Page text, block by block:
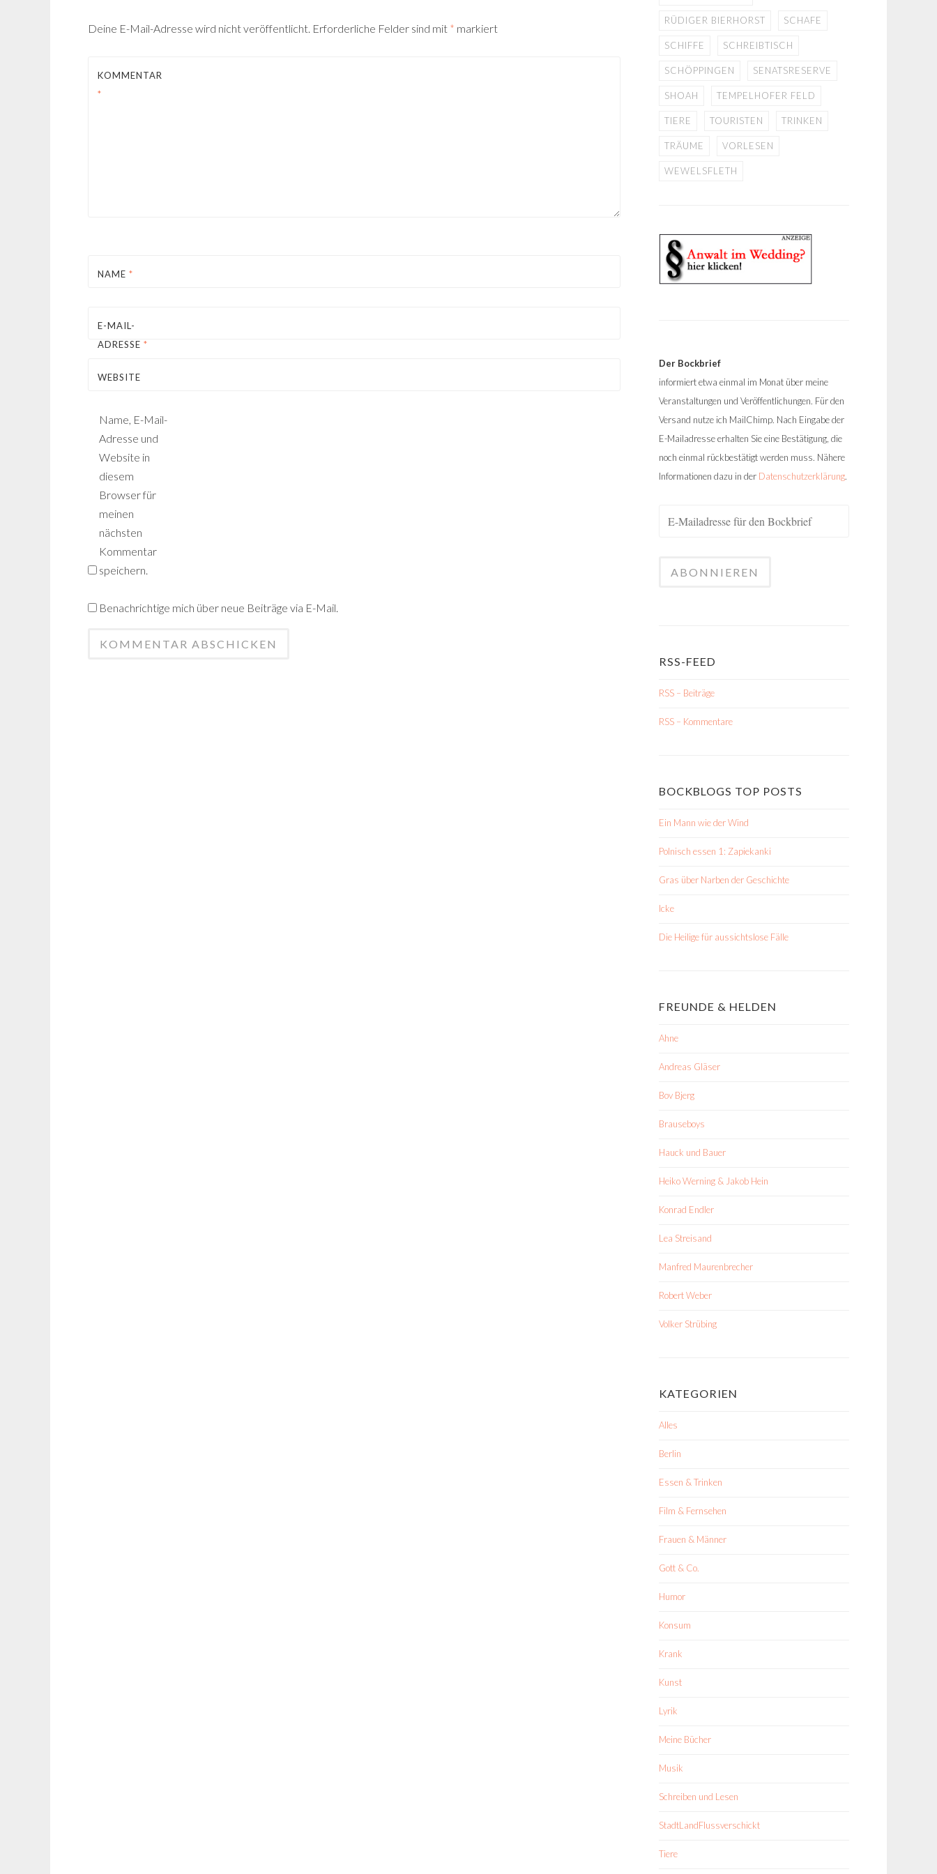
Deine E-Mail-Adresse wird nicht veröffentlicht. Erforderliche Felder sind mit * markiert
KOMMENTAR
*
NAME *
E-MAIL-
ADRESSE *
WEBSITE
Name, E-Mail-
Adresse und
Website in
diesem
Browser für
meinen
nächsten
Kommentar
speichern.
Benachrichtige mich über neue Beiträge via E-Mail.
RÜDIGER BIERHORST SCHAFE
SCHIFFE SCHREIBTISCH
SCHÖPPINGEN SENATSRESERVE
SHOAH TEMPELHOFER FELD
TIERE TOURISTEN TRINKEN
TRÄUME VORLESEN
WEWELSFLETH
Der Bockbrief
informiert etwa einmal im Monat über meine
Veranstaltungen und Veröffentlichungen. Für den
Versand nutze ich MailChimp. Nach Eingabe der
E-Mailadresse erhalten Sie eine Bestätigung, die
noch einmal rückbestätigt werden muss. Nähere
Informationen dazu in der Datenschutzerklärung.
RSS-FEED
RSS – Beiträge
RSS – Kommentare
BOCKBLOGS TOP POSTS
Ein Mann wie der Wind
Polnisch essen 1: Zapiekanki
Gras über Narben der Geschichte
Icke
Die Heilige für aussichtslose Fälle
FREUNDE & HELDEN
Ahne
Andreas Gläser
Bov Bjerg
Brauseboys
Hauck und Bauer
Heiko Werning & Jakob Hein
Konrad Endler
Lea Streisand
Manfred Maurenbrecher
Robert Weber
Volker Strübing
KATEGORIEN
Alles
Berlin
Essen & Trinken
Film & Fernsehen
Frauen & Männer
Gott & Co.
Humor
Konsum
Krank
Kunst
Lyrik
Meine Bücher
Musik
Schreiben und Lesen
StadtLandFlussverschickt
Tiere